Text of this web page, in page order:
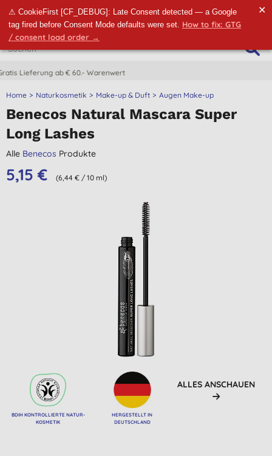
⚠ CookieFirst [CF_DEBUG]: Late Consent detected — a Google
tag fired before Consent Mode defaults were set. How to fix: GTG
/ consent load order →
✕
Home Naturkosmetik Make-up & Duft Augen Make-up
Benecos Natural Mascara Super
Long Lashes
Alle Benecos Produkte
5,15 € (6,44 € / 10 ml)
BDIH KONTROLLIERTE NATUR-
KOSMETIK
HERGESTELLT IN
DEUTSCHLAND
ALLES ANSCHAUEN